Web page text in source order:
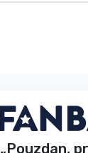
„Pouzdan,
Bez